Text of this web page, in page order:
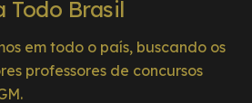
Todo Brasil
em todo o país, buscando os
professores de concursos